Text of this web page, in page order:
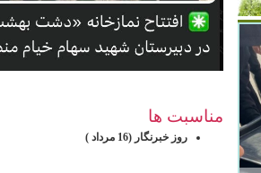
مناسبت ها
روز خبرنگار (16 مرداد )